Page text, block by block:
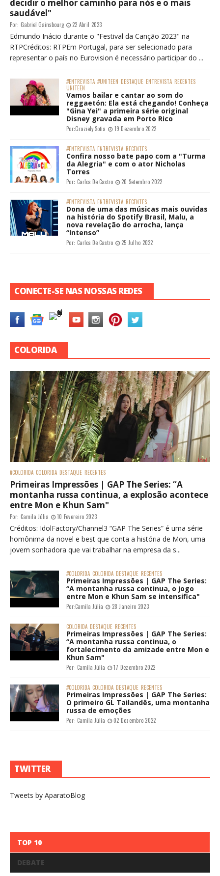
decidir o melhor caminho para nós e o mais
saudável"
Por: Gabriel Gainsbourg 22 Abril 2023
Edmundo Inácio durante o "Festival da Canção 2023" na
RTPCréditos: RTPEm Portugal, para ser selecionado para
representar o país no Eurovision é necessário participar do ...
#ENTREVISTA #UNITEEN DESTAQUE ENTREVISTA RECENTES
UNITEEN
Vamos bailar e cantar ao som do
reggaetón: Ela está chegando! Conheça
"Gina Yei" a primeira série original
Disney gravada em Porto Rico
Por:Graziely Sofia 19 Dezembro 2022
#ENTREVISTA ENTREVISTA RECENTES
Confira nosso bate papo com a "Turma
da Alegria" e com o ator Nicholas
Torres
Por: Carlos De Castro 20 Setembro 2022
#ENTREVISTA ENTREVISTA RECENTES
Dona de uma das músicas mais ouvidas
na história do Spotify Brasil, Malu, a
nova revelação do arrocha, lança
“Intenso”
Por: Carlos De Castro 25 Julho 2022
CONECTE-SE NAS NOSSAS REDES
COLORIDA
#COLORIDA COLORIDA DESTAQUE RECENTES
Primeiras Impressões | GAP The Series: “A
montanha russa continua, a explosão acontece
entre Mon e Khun Sam"
Por: Camila Júlia 10 Fevereiro 2023
Créditos: IdolFactory/Channel3 “GAP The Series” é uma série
homônima da novel e best que conta a história de Mon, uma
jovem sonhadora que vai trabalhar na empresa da s...
#COLORIDA COLORIDA DESTAQUE RECENTES
Primeiras Impressões | GAP The Series:
“A montanha russa continua, o jogo
entre Mon e Khun Sam se intensifica"
Por:Camila Júlia 28 Janeiro 2023
COLORIDA DESTAQUE RECENTES
Primeiras Impressões | GAP The Series:
“A montanha russa continua, o
fortalecimento da amizade entre Mon e
Khun Sam"
Por: Camila Júlia 17 Dezembro 2022
#COLORIDA COLORIDA DESTAQUE RECENTES
Primeiras Impressões | GAP The Series:
O primeiro GL Tailandês, uma montanha
russa de emoções
Por: Camila Júlia 02 Dezembro 2022
TWITTER
Tweets by AparatoBlog
TOP 10
DEBATE